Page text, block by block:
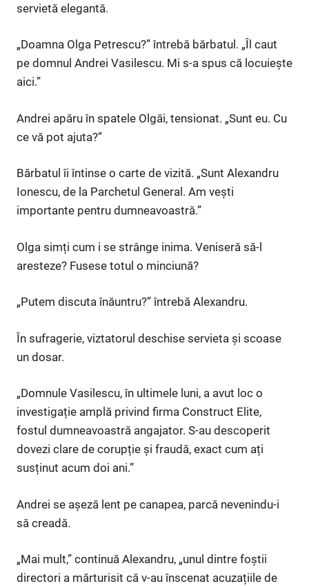
servietă elegantă.
„Doamna Olga Petrescu?” întrebă bărbatul. „Îl caut
pe domnul Andrei Vasilescu. Mi s-a spus că locuiește
aici.”
Andrei apăru în spatele Olgăi, tensionat. „Sunt eu. Cu
ce vă pot ajuta?”
Bărbatul îi întinse o carte de vizită. „Sunt Alexandru
Ionescu, de la Parchetul General. Am veşti
importante pentru dumneavoastră.”
Olga simți cum i se strânge inima. Veniseră să-l
aresteze? Fusese totul o minciună?
„Putem discuta înăuntru?” întrebă Alexandru.
În sufragerie, viztatorul deschise servieta și scoase
un dosar.
„Domnule Vasilescu, în ultimele luni, a avut loc o
investigație amplă privind firma Construct Elite,
fostul dumneavoastră angajator. S-au descoperit
dovezi clare de corupție și fraudă, exact cum ați
susținut acum doi ani.”
Andrei se așeză lent pe canapea, parcă nevenindu-i
să creadă.
„Mai mult,” continuă Alexandru, „unul dintre foștii
directori a mărturisit că v-au înscenat acuzațiile de